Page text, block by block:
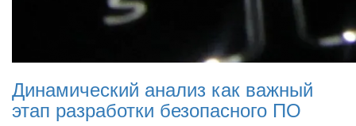
Динамический анализ как важный
этап разработки безопасного ПО